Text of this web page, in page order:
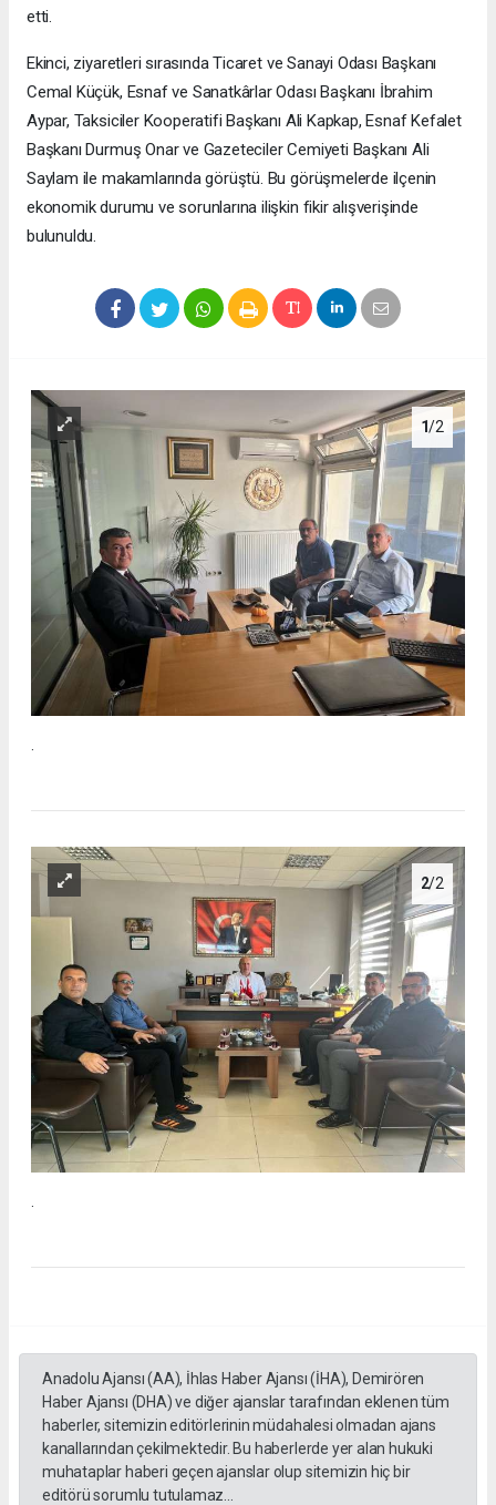
etti.
Ekinci, ziyaretleri sırasında Ticaret ve Sanayi Odası Başkanı
Cemal Küçük, Esnaf ve Sanatkârlar Odası Başkanı İbrahim
Aypar, Taksiciler Kooperatifi Başkanı Ali Kapkap, Esnaf Kefalet
Başkanı Durmuş Onar ve Gazeteciler Cemiyeti Başkanı Ali
Saylam ile makamlarında görüştü. Bu görüşmelerde ilçenin
ekonomik durumu ve sorunlarına ilişkin fikir alışverişinde
bulunuldu.
1/2
.
2/2
.
Anadolu Ajansı (AA), İhlas Haber Ajansı (İHA), Demirören
Haber Ajansı (DHA) ve diğer ajanslar tarafından eklenen tüm
haberler, sitemizin editörlerinin müdahalesi olmadan ajans
kanallarından çekilmektedir. Bu haberlerde yer alan hukuki
muhataplar haberi geçen ajanslar olup sitemizin hiç bir
editörü sorumlu tutulamaz...